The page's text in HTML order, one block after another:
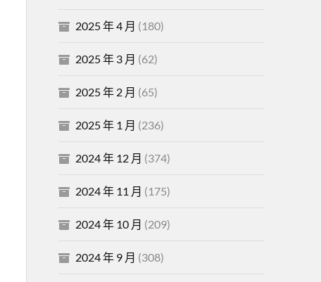
2025 年 4 月 (180)
2025 年 3 月 (62)
2025 年 2 月 (65)
2025 年 1 月 (236)
2024 年 12 月 (374)
2024 年 11 月 (175)
2024 年 10 月 (209)
2024 年 9 月 (308)